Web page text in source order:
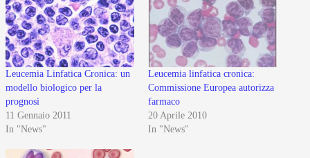
Leucemia Linfatica Cronica: un
modello biologico per la
prognosi
11 Gennaio 2011
In "News"
Leucemia linfatica cronica:
Commissione Europea autorizza
farmaco
20 Aprile 2010
In "News"